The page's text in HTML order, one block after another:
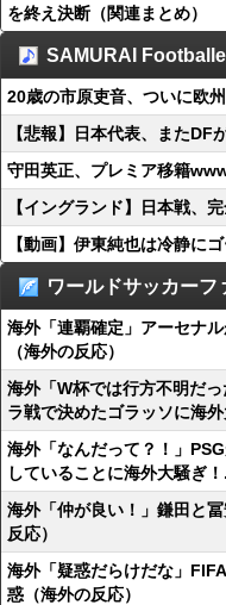
を終え決断（関連まとめ）
SAMURAI
20歳の市原吏音、ついに欧
【悲報】日本代表、またDF
守田英正、プレミア移籍
【イングランド】日本戦、
【動画】伊東純也は冷静に
ワールドサッカーフ
海外「連覇確定」アーセナ
（海外の反応）
海外「W杯では行方不明だ
ラ戦で決めたゴラッソに海
海外「なんだって？！」
していることに海外大騒ぎ
海外「仲が良い！」鎌田と
反応）
海外「疑惑だらけだな」
惑（海外の反応）